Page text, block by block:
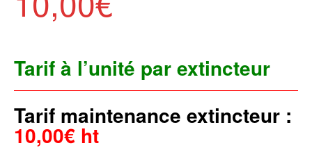
Tarif à l’unité parextincteur
Tarif maintenance extincteur :
10,00€ ht